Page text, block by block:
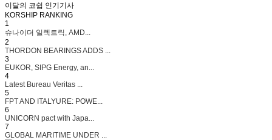
이달의 코쉽 인기기사
KORSHIP RANKING
1
슈나이더 일렉트릭, AMD...
2
THORDON BEARINGS ADDS ...
3
EUKOR, SIPG Energy, an...
4
Latest Bureau Veritas ...
5
FPT AND ITALYURE: POWE...
6
UNICORN pact with Japa...
7
GLOBAL MARITIME UNDER ...